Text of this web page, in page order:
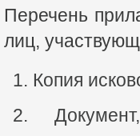
Перечень
лиц,
Копия